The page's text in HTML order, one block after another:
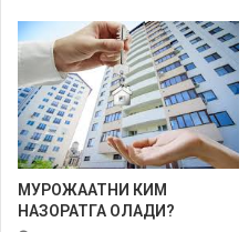
МУРОЖААТНИ КИМ
НАЗОРАТГА ОЛАДИ?